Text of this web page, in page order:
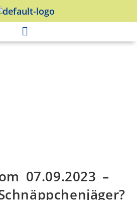
07.09.2023 –